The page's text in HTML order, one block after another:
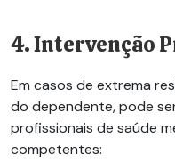
4. Intervenção
Em casos de extrema
do dependente, pode
profissionais de saúde
competentes: